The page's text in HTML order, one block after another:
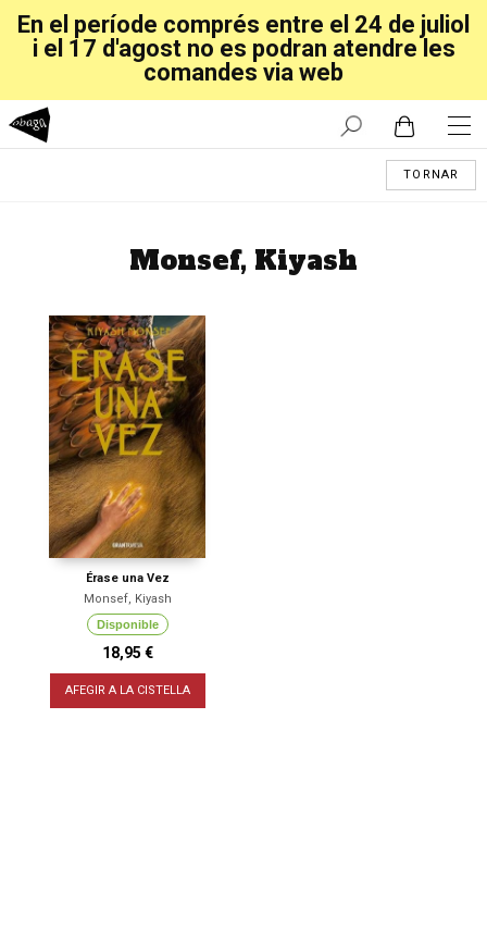
En el període comprés entre el 24 de juliol
i el 17 d'agost no es podran atendre les
comandes via web
TORNAR
Monsef, Kiyash
Érase una Vez
Monsef, Kiyash
Disponible
18,95 €
AFEGIR A LA CISTELLA